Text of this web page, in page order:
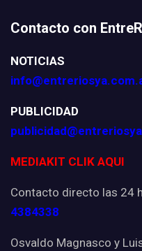
Contacto con
NOTICIAS
PUBLICIDAD
MEDIAKIT CLIK AQUI
Contacto directo las 24
4384338
Osvaldo Magnasco y